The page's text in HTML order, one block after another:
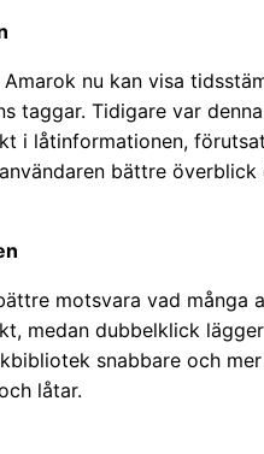
nu kan visa
taggar. Tidigare var
i låtinformationen,
bättre
motsvara vad många
medan dubbelklick
snabbare och
låtar.